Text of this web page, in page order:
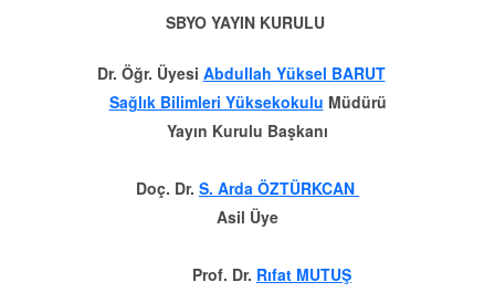
SBYO YAYIN KURULU
Dr. Öğr. Üyesi Abdullah Yüksel BARUT
Sağlık Bilimleri Yüksekokulu Müdürü
Yayın Kurulu Başkanı
Doç. Dr. S. Arda ÖZTÜRKCAN
Asil Üye
Prof. Dr. Rıfat MUTUŞ